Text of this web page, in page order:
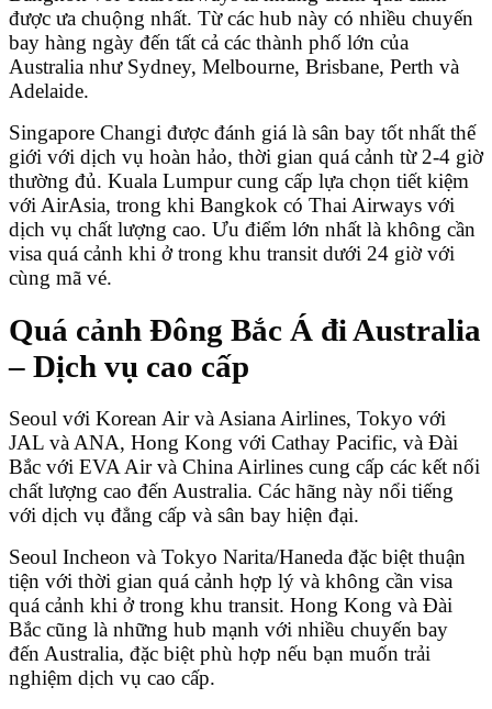
được ưa chuộng nhất. Từ các hub này có nhiều chuyến
bay hàng ngày đến tất cả các thành phố lớn của
Australia như Sydney, Melbourne, Brisbane, Perth và
Adelaide.
Singapore Changi được đánh giá là sân bay tốt nhất thế
giới với dịch vụ hoàn hảo, thời gian quá cảnh từ 2-4 giờ
thường đủ. Kuala Lumpur cung cấp lựa chọn tiết kiệm
với AirAsia, trong khi Bangkok có Thai Airways với
dịch vụ chất lượng cao. Ưu điểm lớn nhất là không cần
visa quá cảnh khi ở trong khu transit dưới 24 giờ với
cùng mã vé.
Quá cảnh Đông Bắc Á đi Australia
– Dịch vụ cao cấp
Seoul với Korean Air và Asiana Airlines, Tokyo với
JAL và ANA, Hong Kong với Cathay Pacific, và Đài
Bắc với EVA Air và China Airlines cung cấp các kết nối
chất lượng cao đến Australia. Các hãng này nổi tiếng
với dịch vụ đẳng cấp và sân bay hiện đại.
Seoul Incheon và Tokyo Narita/Haneda đặc biệt thuận
tiện với thời gian quá cảnh hợp lý và không cần visa
quá cảnh khi ở trong khu transit. Hong Kong và Đài
Bắc cũng là những hub mạnh với nhiều chuyến bay
đến Australia, đặc biệt phù hợp nếu bạn muốn trải
nghiệm dịch vụ cao cấp.